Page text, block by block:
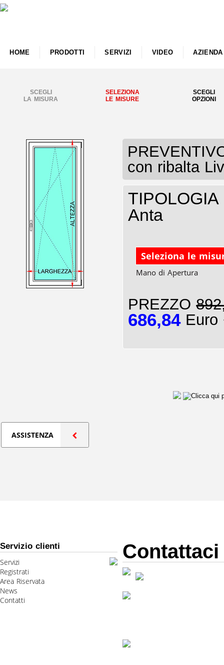
HOME PRODOTTI SERVIZI VIDEO AZIENDA
SCEGLI
LA MISURA
SELEZIONA
LE MISURE
SCEGLI
OPZIONI
con ribalta
Anta
Seleziona le
Mano di Apertura
PREZZO
686,84Euro
ASSISTENZA
Servizio clienti
Servizi
Registrati
Area Riservata
News
Contatti
Contattaci